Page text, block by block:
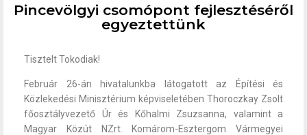
Pincevölgyi csomópont fejlesztéséről
egyeztettünk
Tisztelt Tokodiak!
Február 26-án hivatalunkba látogatott az Építési és
Közlekedési Minisztérium képviseletében Thoroczkay Zsolt
főosztályvezető Úr és Kőhalmi Zsuzsanna, valamint a
Magyar Közút NZrt. Komárom-Esztergom Vármegyei